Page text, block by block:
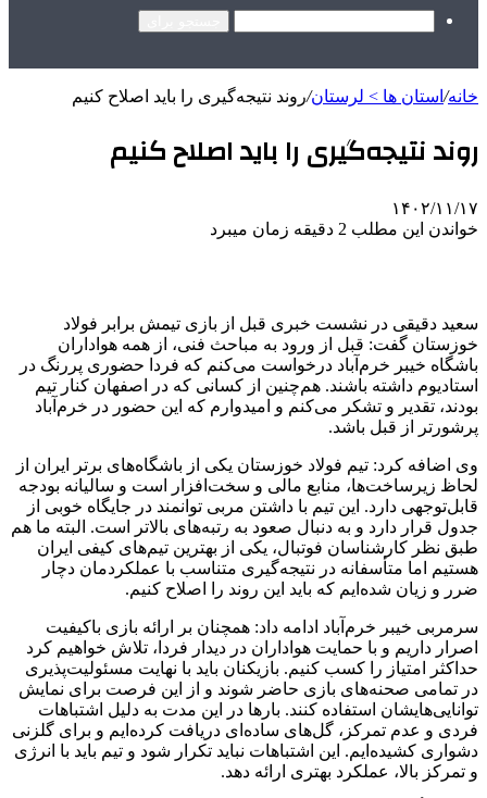
خانه/ استان ها > لرستان/روند نتیجه‌گیری را باید اصلاح کنیم
روند نتیجه‌گیری را باید اصلاح کنیم
۱۴۰۲/۱۱/۱۷
خواندن این مطلب 2 دقیقه زمان میبرد
سعید دقیقی در نشست خبری قبل از بازی تیمش برابر فولاد
خوزستان گفت: قبل از ورود به مباحث فنی، از همه هواداران
باشگاه خیبر خرم‌آباد درخواست می‌کنم که فردا حضوری پررنگ در
استادیوم داشته باشند. هم‌چنین از کسانی که در اصفهان کنار تیم
بودند، تقدیر و تشکر می‌کنم و امیدوارم که این حضور در خرم‌آباد
پرشورتر از قبل باشد.
وی اضافه کرد: تیم فولاد خوزستان یکی از باشگاه‌های برتر ایران از
لحاظ زیرساخت‌ها، منابع مالی و سخت‌افزار است و سالیانه بودجه
قابل‌توجهی دارد. این تیم با داشتن مربی توانمند در جایگاه خوبی از
جدول قرار دارد و به دنبال صعود به رتبه‌های بالاتر است. البته ما هم
طبق نظر کارشناسان فوتبال، یکی از بهترین تیم‌های کیفی ایران
هستیم اما متأسفانه در نتیجه‌گیری متناسب با عملکردمان دچار
ضرر و زیان شده‌ایم که باید این روند را اصلاح کنیم.
سرمربی خیبر خرم‌آباد ادامه داد: همچنان بر ارائه بازی باکیفیت
اصرار داریم و با حمایت هواداران در دیدار فردا، تلاش خواهیم کرد
حداکثر امتیاز را کسب کنیم. بازیکنان باید با نهایت مسئولیت‌پذیری
در تمامی صحنه‌های بازی حاضر شوند و از این فرصت برای نمایش
توانایی‌هایشان استفاده کنند. بارها در این مدت به دلیل اشتباهات
فردی و عدم تمرکز، گل‌های ساده‌ای دریافت کرده‌ایم و برای گلزنی
دشواری کشیده‌ایم. این اشتباهات نباید تکرار شود و تیم باید با انرژی
و تمرکز بالا، عملکرد بهتری ارائه دهد.